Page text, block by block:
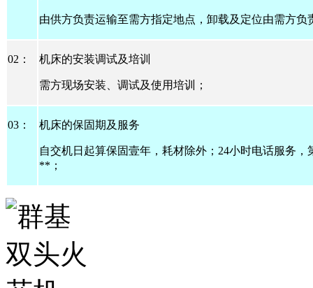
由供方负责运输至需方指定地点，卸载及定位由需方负
02 ： 机床的安装调试及培训
需方现场安装、调试及使用培训；
03 ： 机床的保固期及服务
自交机日起算保固壹年，耗材除外； 24小时电话服务，
** ；